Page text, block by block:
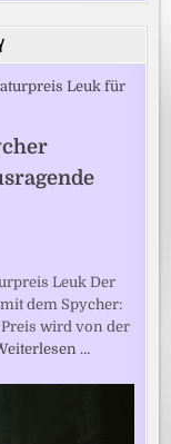
Leuk Der
dem Spycher:
wird von der
…